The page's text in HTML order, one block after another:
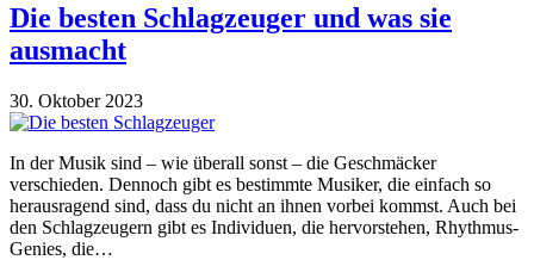
Die besten Schlagzeuger und was sie
ausmacht
30. Oktober 2023
In der Musik sind – wie überall sonst – die Geschmäcker
verschieden. Dennoch gibt es bestimmte Musiker, die einfach so
herausragend sind, dass du nicht an ihnen vorbei kommst. Auch bei
den Schlagzeugern gibt es Individuen, die hervorstehen, Rhythmus-
Genies, die…